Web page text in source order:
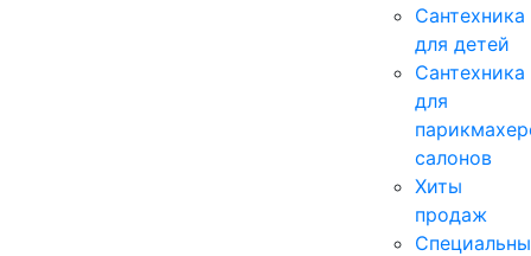
Сантехника
для детей
Сантехника
для
салонов
Хиты
продаж